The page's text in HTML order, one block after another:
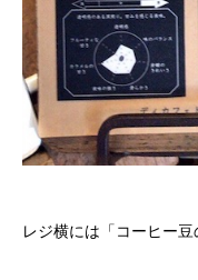
レジ横には「コーヒー豆